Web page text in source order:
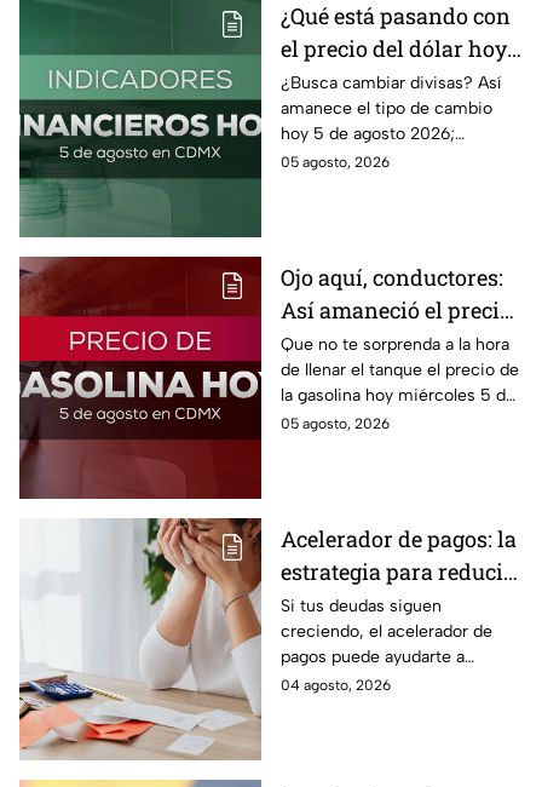
¿Qué está pasando con
el precio del dólar hoy
miércoles 5 de agosto
2026?
¿Busca cambiar divisas? Así
amanece el tipo de cambio
hoy 5 de agosto 2026;
consulta el precio del dólar
05 agosto, 2026
Ojo aquí, conductores:
Así amaneció el precio
de la gasolina HOY
Que no te sorprenda a la hora
de llenar el tanque el precio de
la gasolina hoy miércoles 5 de
agosto 2026; aquí te dejamos
05 agosto, 2026
Acelerador de pagos: la
estrategia para reducir
tus deudas más rápido
y recuperar el control
de tus finanzas
Si tus deudas siguen
creciendo, el acelerador de
pagos puede ayudarte a
ordenar tus finanzas, priorizar
04 agosto, 2026